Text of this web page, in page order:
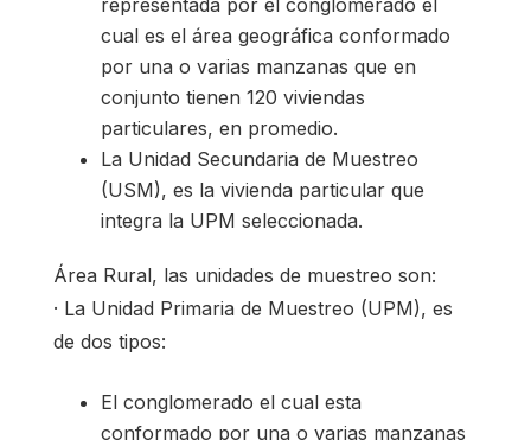
cual es el área geográfica conformado
por una o varias manzanas que en
conjunto tienen 120 viviendas
particulares, en promedio.
La Unidad Secundaria de Muestreo
(USM), es la vivienda particular que
integra la UPM seleccionada.
Área Rural, las unidades de muestreo son:
· La Unidad Primaria de Muestreo (UPM), es
de dos tipos:
El conglomerado el cual esta
conformado por una o varias manzanas